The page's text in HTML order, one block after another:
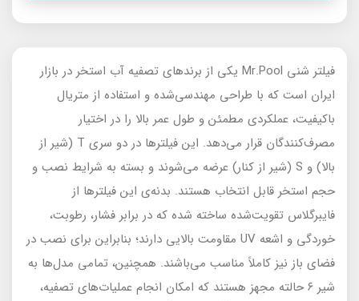
فیلتر شنی Mr.Pool یکی از برندهای تصفیه آب استخر در بازار
ایران است که با طراحی مهندسی‌شده و استفاده از متریال
باکیفیت، عملکردی مطمئن و طول عمر بالا را در اختیار
مصرف‌کنندگان قرار می‌دهد. این فیلترها در دو سری T (شیر از
بالا) و S (شیر از کنار) عرضه می‌شوند و بسته به شرایط نصب و
حجم استخر قابل انتخاب هستند. بدنه‌ی این فیلترها از
فایبرگلاس تقویت‌شده ساخته شده که در برابر فشار، رطوبت،
خوردگی و اشعه UV مقاومت بالایی دارند؛ بنابراین برای نصب در
فضای باز نیز کاملاً مناسب می‌باشند. همچنین، تمامی مدل‌ها به
شیر ۶ حالته مجهز هستند که امکان انجام عملیات‌های تصفیه،